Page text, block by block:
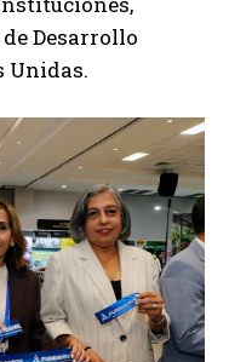
Desarrollo
Unidas.